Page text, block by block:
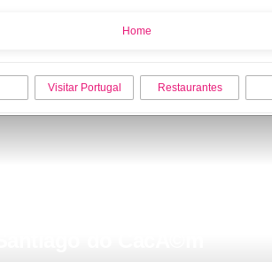
Home
Visitar Portugal Restaurantes